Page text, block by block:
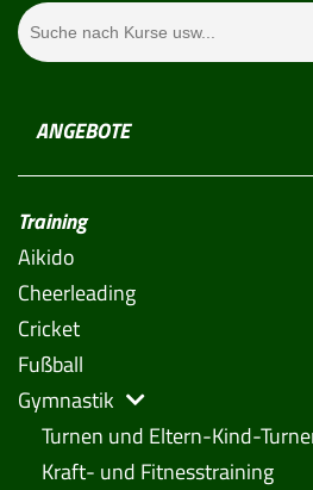
ANGEBOTE
Training
Aikido
Cheerleading
Cricket
Fußball
Gymnastik
Turnen und Eltern-Kind-
Kraft- und Fitnesstraining